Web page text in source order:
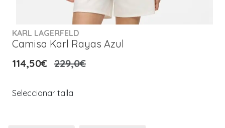
KARL LAGERFELD
Camisa Karl Rayas Azul
114,50€ 229,0€
Seleccionar talla